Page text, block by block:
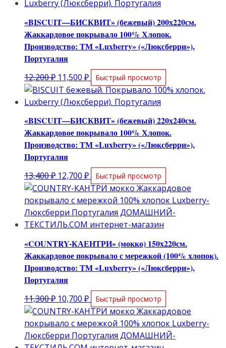
«BISCUIT—БИСКВИТ» (бежевый) 200х220см.
Жаккардовое покрывало 100% Хлопок.
Производство: ТМ «Luxberry» («Люксберри»),
Португалия
12,200₽ Первоначальная
цена
составляла
11,500 ₽Текущая
цена:
11,500 ₽.
Быстрый просмотр
«BISCUIT—БИСКВИТ» (бежевый) 220х240см.
Жаккардовое покрывало 100% Хлопок.
Производство: ТМ «Luxberry» («Люксберри»),
Португалия
13,400₽ Первоначальная
цена
составляла
13,400 ₽.
12,700 ₽Текущая
цена:
12,700 ₽.
Быстрый просмотр
«COUNTRY-КАЕНТРИ» (мокко) 150х220см.
Жаккардовое покрывало с мережкой (100% хлопок).
Производство: ТМ «Luxberry» («Люксберри»),
Португалия
11,300₽ Первоначальная
цена
составляла
11,300 ₽.
10,700 ₽Текущая
цена:
10,700 ₽.
Быстрый просмотр